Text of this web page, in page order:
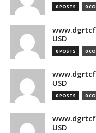
0 POSTS 0
USD
0 POSTS 0
USD
0 POSTS 0
USD